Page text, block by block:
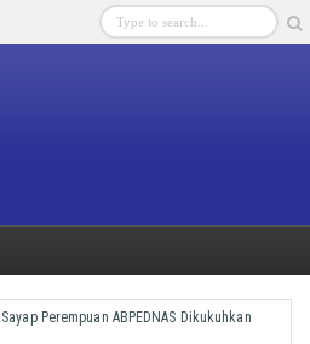
Perempuan ABPEDNAS Dikukuhkan